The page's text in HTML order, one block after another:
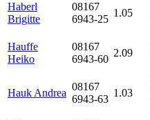
Haberl
Brigitte
08167
6943-25
1.05
Hauffe
Heiko
08167
6943-60
2.09
Hauk Andrea
08167
6943-63
1.03